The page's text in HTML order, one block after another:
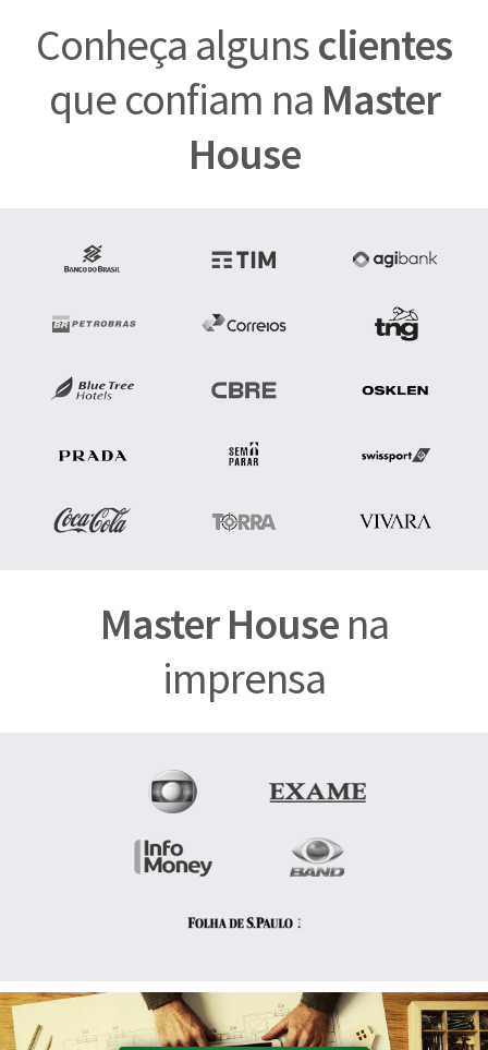
Conheça algunsclientes
que confiam na Master
House
Master Housena
imprensa